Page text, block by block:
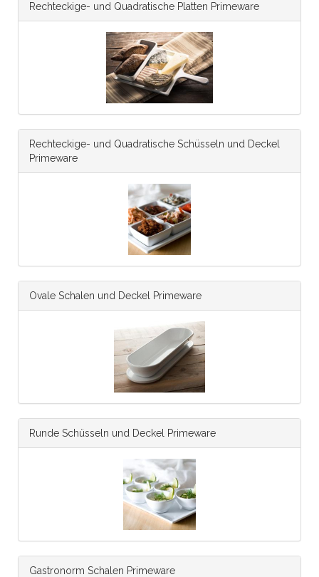
Rechteckige- und Quadratische Platten Primeware
Rechteckige- und Quadratische Schüsseln und Deckel
Primeware
Ovale Schalen und Deckel Primeware
Runde Schüsseln und Deckel Primeware
Gastronorm Schalen Primeware